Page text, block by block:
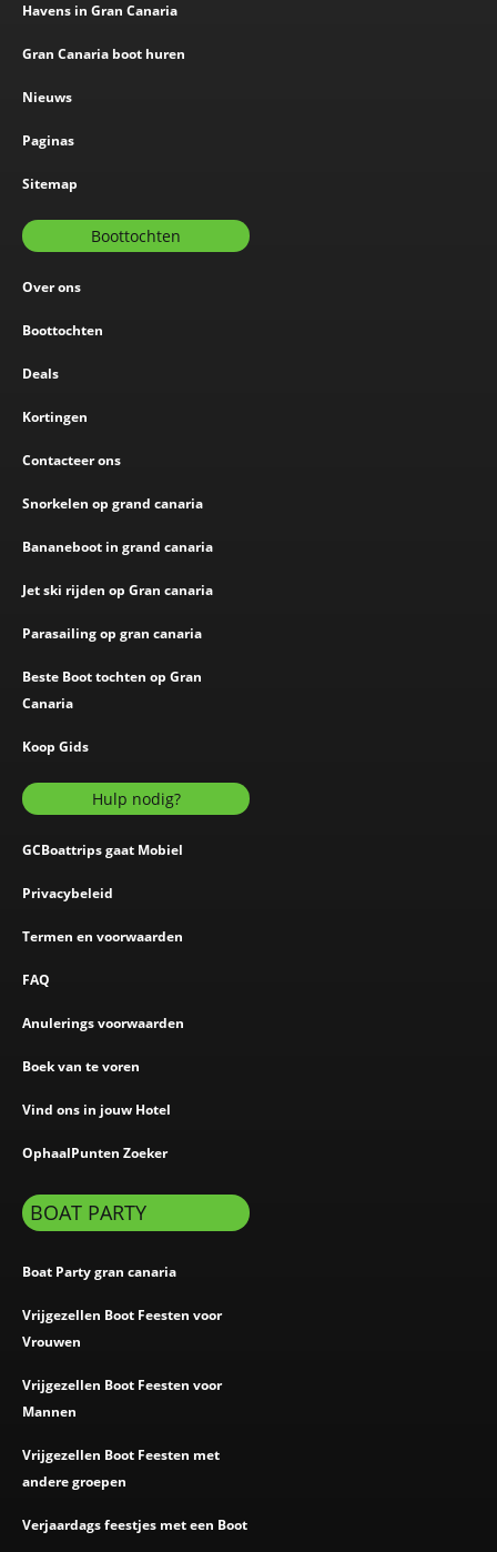
Havens in Gran Canaria
Gran Canaria boot huren
Nieuws
Paginas
Sitemap
Boottochten
Over ons
Boottochten
Deals
Kortingen
Contacteer ons
Snorkelen op grand canaria
Bananeboot in grand canaria
Jet ski rijden op Gran canaria
Parasailing op gran canaria
Beste Boot tochten op Gran
Canaria
Koop Gids
Hulp nodig?
GCBoattrips gaat Mobiel
Privacybeleid
Termen en voorwaarden
FAQ
Anulerings voorwaarden
Boek van te voren
Vind ons in jouw Hotel
OphaalPunten Zoeker
BOAT PARTY
Boat Party gran canaria
Vrijgezellen Boot Feesten voor
Vrouwen
Vrijgezellen Boot Feesten voor
Mannen
Vrijgezellen Boot Feesten met
andere groepen
Verjaardags feestjes met een Boot